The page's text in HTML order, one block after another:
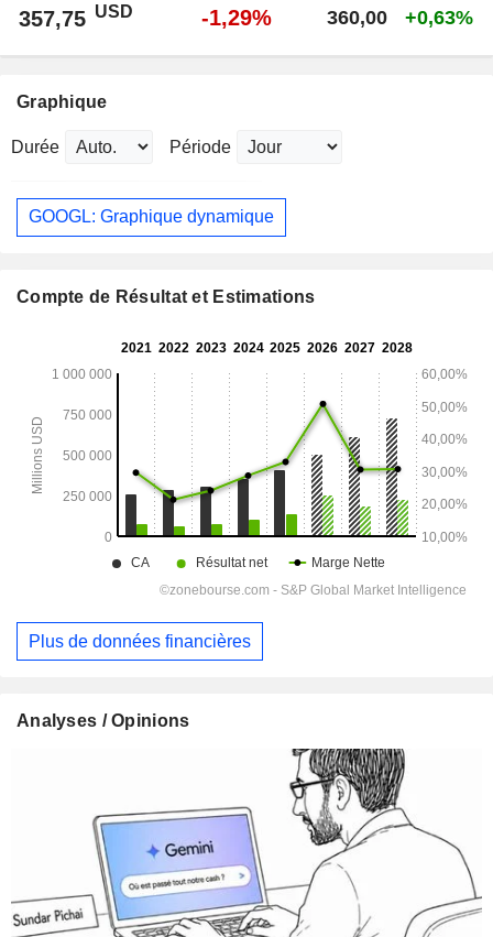
357,75 USD -1,29% 360,00 +0,63%
Graphique
Durée Période
GOOGL: Graphique dynamique
Compte de Résultat et Estimations
Plus de données financières
Analyses / Opinions